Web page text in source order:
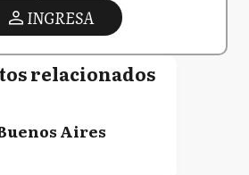
INGRESA
relacionados
Aires